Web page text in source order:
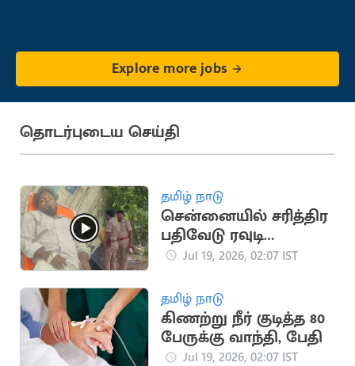
Explore more jobs
தொடர்புடைய செய்தி
தமிழ் நாடு
சென்னையில் சரித்திர
பதிவேடு ரவுடி
துப்பாக்கியால்
Jul 19, 2026, 02:07 IST
தமிழ் நாடு
கிணற்று நீர் குடித்த 80
பேருக்கு வாந்தி, பேதி
Jul 19, 2026, 02:07 IST